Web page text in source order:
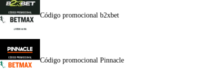
Código promocional b2xbet
Código promocional Pinnacle